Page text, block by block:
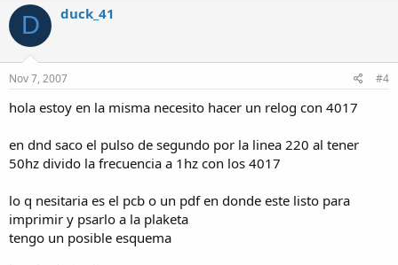
D duck_41
Nov 7, 2007 #4
hola estoy en la misma necesito hacer un relog con 4017
en dnd saco el pulso de segundo por la linea 220 al tener
50hz divido la frecuencia a 1hz con los 4017
lo q nesitaria es el pcb o un pdf en donde este listo para
imprimir y psarlo a la plaketa
tengo un posible esquema